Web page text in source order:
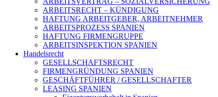
ARBEITSRECHT – KÜNDIGUNG
HAFTUNG ARBEITGEBER, ARBEITNEHMER
ARBEITSPROZESS SPANIEN
HAFTUNG FIRMENGRUPPE
ARBEITSINSPEKTION SPANIEN
Handelsrecht
GESELLSCHAFTSRECHT
FIRMENGRÜNDUNG SPANIEN
GESCHÄFTFÜHRER / GESELLSCHAFTER
LEASING SPANIEN